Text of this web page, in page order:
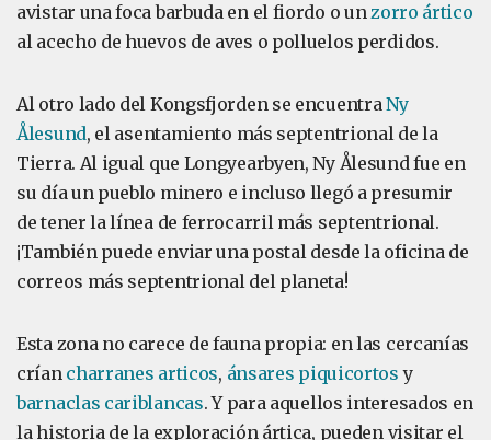
avistar una foca barbuda en el fiordo o unzorro ártico
al acecho de huevos de aves o polluelos perdidos.
Al otro lado del Kongsfjorden se encuentraNy
Ålesund, el asentamiento más septentrional de la
Tierra. Al igual que Longyearbyen, Ny Ålesund fue en
su día un pueblo minero e incluso llegó a presumir
de tener la línea de ferrocarril más septentrional.
¡También puede enviar una postal desde la oficina de
correos más septentrional del planeta!
Esta zona no carece de fauna propia: en las cercanías
crían charranes articos, ánsares piquicortos y
barnaclas cariblancas. Y para aquellos interesados en
la historia de la exploración ártica, pueden visitar el